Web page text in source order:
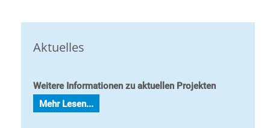
Aktuelles
Weitere Informationen zu aktuellen Projekten
Mehr Lesen...